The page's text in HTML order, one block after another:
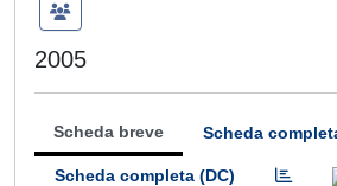
2005
Scheda breve Scheda
Scheda completa (DC)